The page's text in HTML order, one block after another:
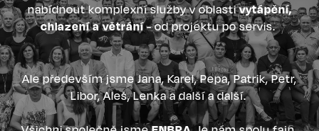
nabídnout komplexní služby v oblastivytápění,
chlazení a větrání- od projektu po servis.
Ale především jsme Jana, Karel, Pepa, Patrik, Petr,
Libor, Aleš, Lenka a další a další.